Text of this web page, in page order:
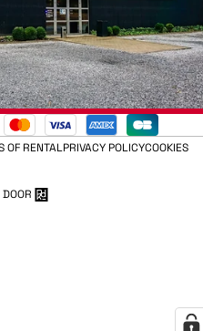
OF RENTALPRIVACY POLICYCOOKIES